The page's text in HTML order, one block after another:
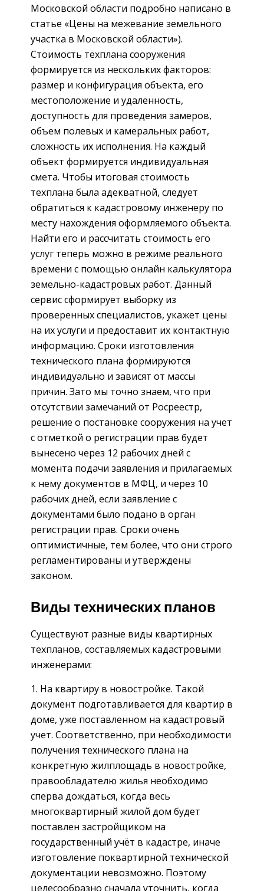
Московской области подробно написано в
статье «Цены на межевание земельного
участка в Московской области»).
Стоимость техплана сооружения
формируется из нескольких факторов:
размер и конфигурация объекта, его
местоположение и удаленность,
доступность для проведения замеров,
объем полевых и камеральных работ,
сложность их исполнения. На каждый
объект формируется индивидуальная
смета. Чтобы итоговая стоимость
техплана была адекватной, следует
обратиться к кадастровому инженеру по
месту нахождения оформляемого объекта.
Найти его и рассчитать стоимость его
услуг теперь можно в режиме реального
времени с помощью онлайн калькулятора
земельно-кадастровых работ. Данный
сервис сформирует выборку из
проверенных специалистов, укажет цены
на их услуги и предоставит их контактную
информацию. Сроки изготовления
технического плана формируются
индивидуально и зависят от массы
причин. Зато мы точно знаем, что при
отсутствии замечаний от Росреестр,
решение о постановке сооружения на учет
с отметкой о регистрации прав будет
вынесено через 12 рабочих дней с
момента подачи заявления и прилагаемых
к нему документов в МФЦ, и через 10
рабочих дней, если заявление с
документами было подано в орган
регистрации прав. Сроки очень
оптимистичные, тем более, что они строго
регламентированы и утверждены
законом.
Виды технических планов
Существуют разные виды квартирных
техпланов, составляемых кадастровыми
инженерами:
1. На квартиру в новостройке. Такой
документ подготавливается для квартир в
доме, уже поставленном на кадастровый
учет. Соответственно, при необходимости
получения технического плана на
конкретную жилплощадь в новостройке,
правообладателю жилья необходимо
сперва дождаться, когда весь
многоквартирный жилой дом будет
поставлен застройщиком на
государственный учёт в кадастре, иначе
изготовление поквартирной технической
документации невозможно. Поэтому
целесообразно сначала уточнить, когда